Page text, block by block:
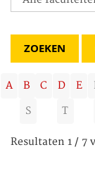
A B C D E
S
T
Resultaten 1 / 7